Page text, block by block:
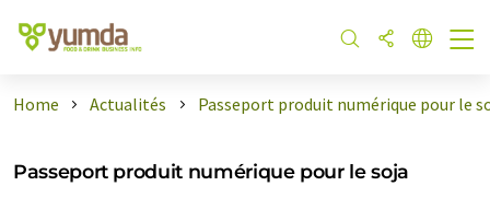
Home Actualités Passeport produit numérique pour le
Passeport produit numérique pour le soja